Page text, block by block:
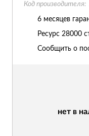
нет в
Код производителя:
6 месяцев
Ресурс 28000
Сообщить о